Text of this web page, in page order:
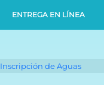
ENTREGA EN LÍNEA
Inscripción de Aguas